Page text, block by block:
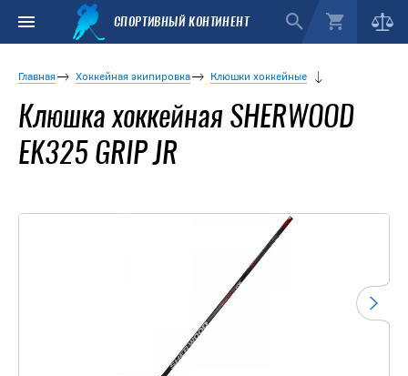
СПОРТИВНЫЙ КОНТИНЕНТ
Главная Хоккейная экипировка Клюшки хоккейные
Клюшка хоккейная SHERWOOD
EK325 GRIP JR